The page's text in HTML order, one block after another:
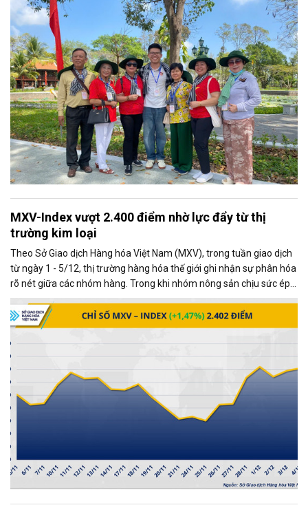
MXV-Index vượt 2.400 điểm nhờ lực đẩy từ thị
trường kim loại
Theo Sở Giao dịch Hàng hóa Việt Nam (MXV), trong tuần giao dịch
từ ngày 1 - 5/12, thị trường hàng hóa thế giới ghi nhận sự phân hóa
rõ nét giữa các nhóm hàng. Trong khi nhóm nông sản chịu sức ép
từ những diễn biến mới trong quan hệ thương mại Mỹ - Trung, thị
trường kim loại lại giao dịch khởi sắc, trở thành động lực chính kéo
chỉ số MXV-Index tăng mạnh.